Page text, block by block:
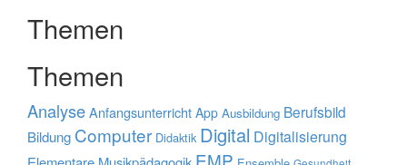
Themen
Themen
AnalyseAnfangsunterricht App Ausbildung Berufsbild
Bildung Computer Didaktik Digital Digitalisierung
EMP